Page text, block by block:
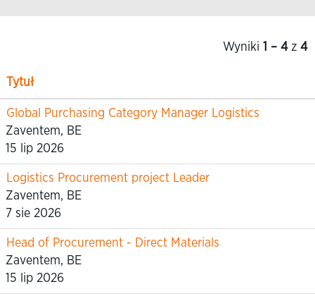
Wyniki 1 – 4z 4
Tytuł
Global Purchasing Category Manager Logistics
Zaventem, BE
15 lip 2026
Logistics Procurement project Leader
Zaventem, BE
7 sie 2026
Head of Procurement - Direct Materials
Zaventem, BE
15 lip 2026